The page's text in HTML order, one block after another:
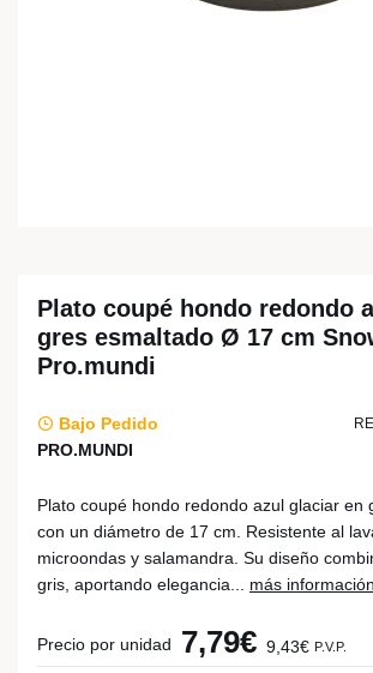
Plato coupé hondo redondo
gres esmaltado Ø 17 cm
Pro.mundi
Bajo Pedido
PRO.MUNDI
Plato coupé hondo redondo azul glaciar en
con un diámetro de 17 cm. Resistente al
microondas y salamandra. Su diseño
gris, aportando elegancia... más información
Precio por unidad 7,79€ 9,43€ P.V.P.